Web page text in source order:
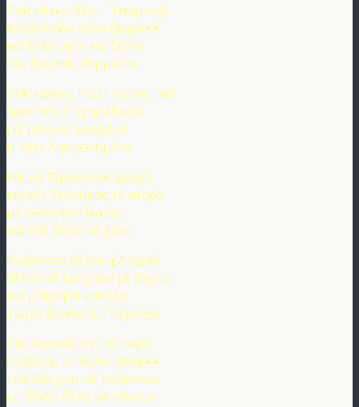
Τοῦ κάκου λὲν – Ὑπομονή·
πολλοὶ σὰν σένα ὀρφανοὶ
καὶ δύστυχοι καὶ ξένοι
δὲν ἔμειναν θαμμένοι
Τοῦ κάκου, Γιατί ‘κείνοι ‘κεῖ
ἦσαν τῆς Τύχης ἐδικοί
μὰ ‘μένα τὸ καϋμένο
μ’ ἔχει λησμονημένο
Καὶ νά. Ὠρφάνεψα μικρό
καὶ τῆς ξενούρας τὸ πικρὸ
μὲ τράνεψεν ἀγιέρι
καὶ τοῦ Θεοῦ τὸ χέρι
Ἀγάπησαν ἄλλοι φλουριά
ἄλλοι νὰ τρέχουν μὲ βεριὰ
καὶ μ’ ἀψηλὰ καπέλα
χωρὶς δουλειά. Τί τρέλλα
Τῆς Ἀφροδίτης τὸ παιδὶ
οἱ ἄλλοι, κι’ ἄλλοι ὀπαδοὶ
τοῦ Βάκχου νὰ ‘πεθάνουν
κι’ ἄλλοι ἄλλα νὰ κάνουν